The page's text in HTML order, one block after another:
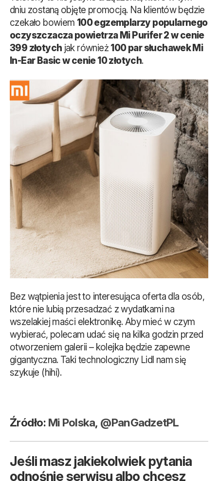
dniu zostaną objęte promocją. Na klientów będzie
czekało bowiem 100 egzemplarzy popularnego
oczyszczacza powietrza Mi Purifer 2 w cenie
399 złotych jak również 100 par słuchawek Mi
In-Ear Basic w cenie 10 złotych.
Bez wątpienia jest to interesująca oferta dla osób,
które nie lubią przesadzać z wydatkami na
wszelakiej maści elektronikę. Aby mieć w czym
wybierać, polecam udać się na kilka godzin przed
otworzeniem galerii – kolejka będzie zapewne
gigantyczna. Taki technologiczny Lidl nam się
szykuje (hihi).
Źródło: Mi Polska, @PanGadzetPL
Jeśli masz jakiekolwiek pytania
odnośnie serwisu albo chcesz